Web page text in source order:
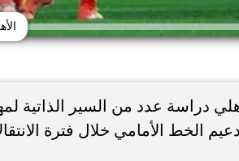
دراسة عدد من السير الذاتية
الخط الأمامي خلال فترة
لتدشين
مصر تكتب التاريخ.. فريق
بطولة Genuine Cup العالمية لكرة...